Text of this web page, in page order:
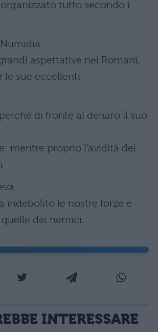
tutto secondo i
aspettative nei Romani,
le sue eccellenti
di fronte al denaro il suo
mentre proprio l'avidità dei
indebolito le nostre forze e
dei nemici.
INTERESSARE